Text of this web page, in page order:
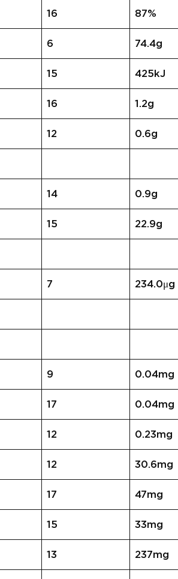
16 87%
6 74.4g
15 425kJ
16 1.2g
12 0.6g
14 0.9g
15 22.9g
7 234.0μg
9 0.04mg
17 0.04mg
12 0.23mg
12 30.6mg
17 47mg
15 33mg
13 237mg